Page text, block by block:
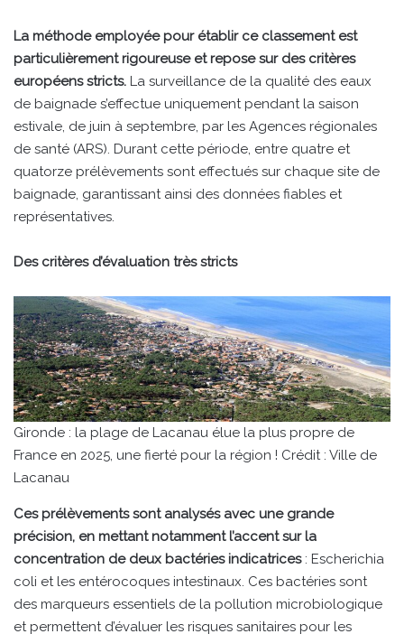
La méthode employée pour établir ce classement est
particulièrement rigoureuse et repose sur des critères
européens stricts. La surveillance de la qualité des eaux
de baignade s’effectue uniquement pendant la saison
estivale, de juin à septembre, par les Agences régionales
de santé (ARS). Durant cette période, entre quatre et
quatorze prélèvements sont effectués sur chaque site de
baignade, garantissant ainsi des données fiables et
représentatives.
Des critères d’évaluation très stricts
Gironde : la plage de Lacanau élue la plus propre de
France en 2025, une fierté pour la région ! Crédit : Ville de
Lacanau
Ces prélèvements sont analysés avec une grande
précision, en mettant notamment l’accent sur la
concentration de deux bactéries indicatrices: Escherichia
coli et les entérocoques intestinaux. Ces bactéries sont
des marqueurs essentiels de la pollution microbiologique
et permettent d’évaluer les risques sanitaires pour les